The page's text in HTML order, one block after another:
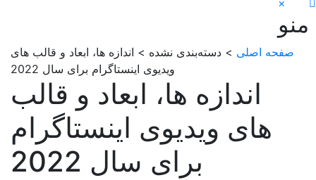
صفحه اصلی> دسته‌بندی نشده > اندازه ها، ابعاد و قالب های
ویدیوی اینستاگرام برای سال 2022
اندازه ها، ابعاد و قالب
های ویدیوی اینستاگرام
برای سال 2022